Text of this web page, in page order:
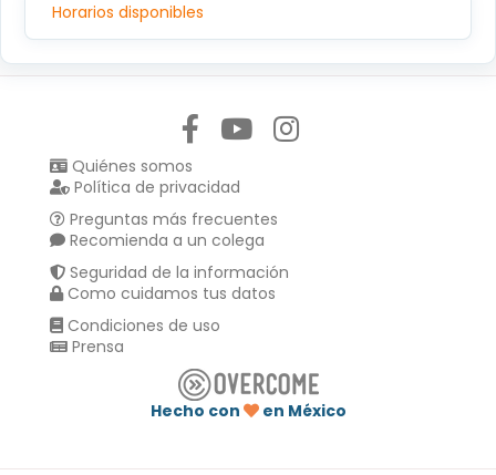
Horarios disponibles
Quiénes somos
Política de privacidad
Preguntas más frecuentes
Recomienda a un colega
Seguridad de la información
Como cuidamos tus datos
Condiciones de uso
Prensa
Hecho con
en México